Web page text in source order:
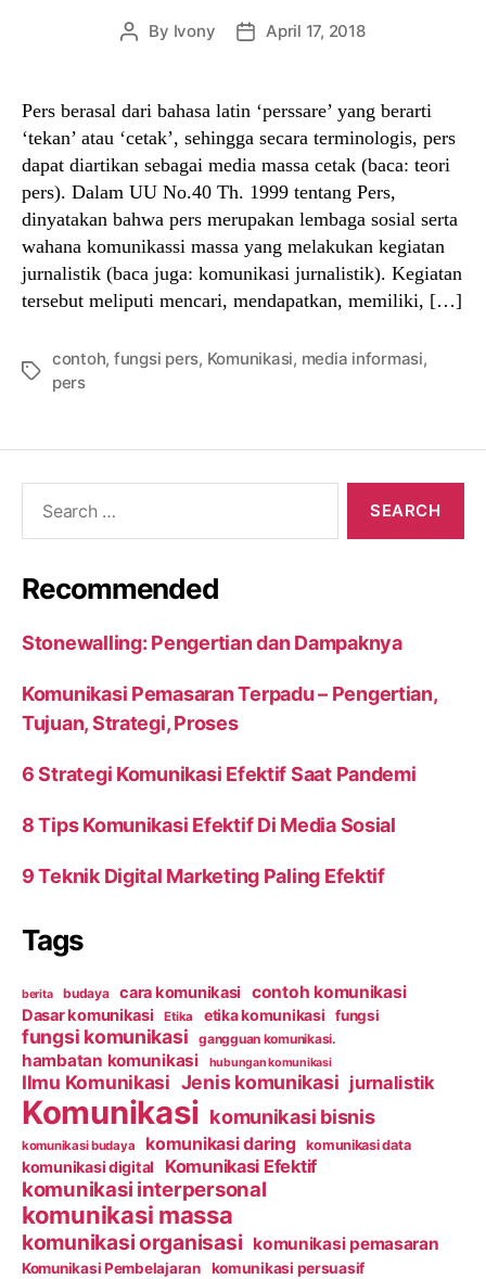
Post
By Ivony
PostApril 17, 2018
Pers berasal dari bahasa latin ‘perssare’ yang berarti
‘tekan’ atau ‘cetak’, sehingga secara terminologis, pers
dapat diartikan sebagai media massa cetak (baca: teori
pers). Dalam UU No.40 Th. 1999 tentang Pers,
dinyatakan bahwa pers merupakan lembaga sosial serta
wahana komunikassi massa yang melakukan kegiatan
jurnalistik (baca juga: komunikasi jurnalistik). Kegiatan
tersebut meliputi mencari, mendapatkan, memiliki, […]
Tags
contoh, fungsi pers, Komunikasi, media informasi,
pers
Recommended
Stonewalling: Pengertian dan Dampaknya
Komunikasi Pemasaran Terpadu – Pengertian,
Tujuan, Strategi, Proses
6 Strategi Komunikasi Efektif Saat Pandemi
8 Tips Komunikasi Efektif Di Media Sosial
9 Teknik Digital Marketing Paling Efektif
Tags
berita budaya cara komunikasi contoh komunikasi
Dasar komunikasi Etika etika komunikasi fungsi
fungsi komunikasi gangguan komunikasi.
hambatan komunikasi hubungan komunikasi
Ilmu Komunikasi Jenis komunikasi jurnalistik
Komunikasi komunikasi bisnis
komunikasi budaya komunikasi daring komunikasi data
komunikasi digital Komunikasi Efektif
komunikasi interpersonal
komunikasi massa
komunikasi organisasi komunikasi pemasaran
Komunikasi Pembelajaran komunikasi persuasif